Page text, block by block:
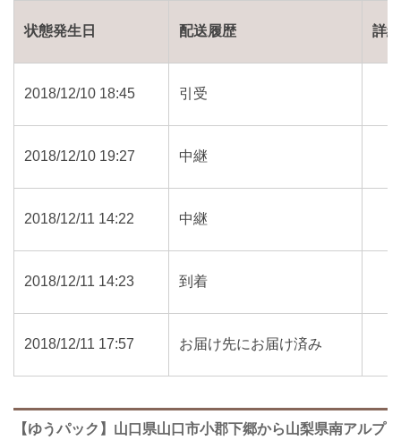
状態発生日 配送履歴 詳細
2018/12/10 18:45 引受
2018/12/10 19:27 中継
2018/12/11 14:22 中継
2018/12/11 14:23 到着
2018/12/11 17:57 お届け先にお届け済み
【ゆうパック】山口県山口市小郡下郷から山梨県南アルプ